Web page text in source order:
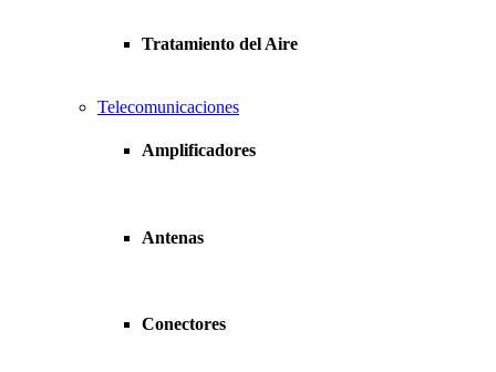
Tratamiento del Aire
Telecomunicaciones
Amplificadores
Antenas
Conectores